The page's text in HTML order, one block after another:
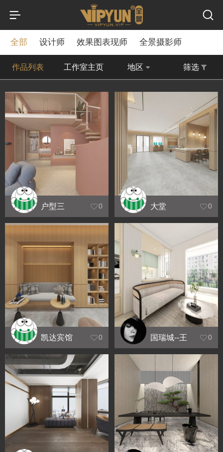
全部 设计师 效果图表现师 全景摄影师
作品列表 工作室主页 地区 筛选
户型三 0 大堂 0
凯达宾馆 0
国瑞城--王
瑞
0